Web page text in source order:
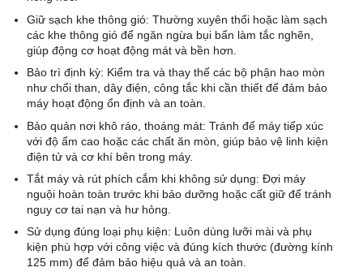
Giữ sạch khe thông gió: Thường xuyên thổi hoặc làm sạch
các khe thông gió để ngăn ngừa bụi bẩn làm tắc nghẽn,
giúp động cơ hoạt động mát và bền hơn.
Bảo trì định kỳ: Kiểm tra và thay thế các bộ phận hao mòn
như chổi than, dây điện, công tắc khi cần thiết để đảm bảo
máy hoạt động ổn định và an toàn.
Bảo quản nơi khô ráo, thoáng mát: Tránh để máy tiếp xúc
với độ ẩm cao hoặc các chất ăn mòn, giúp bảo vệ linh kiện
điện tử và cơ khí bên trong máy.
Tắt máy và rút phích cắm khi không sử dụng: Đợi máy
nguội hoàn toàn trước khi bảo dưỡng hoặc cất giữ để tránh
nguy cơ tai nạn và hư hỏng.
Sử dụng đúng loại phụ kiện: Luôn dùng lưỡi mài và phụ
kiện phù hợp với công việc và đúng kích thước (đường kính
125 mm) để đảm bảo hiệu quả và an toàn.